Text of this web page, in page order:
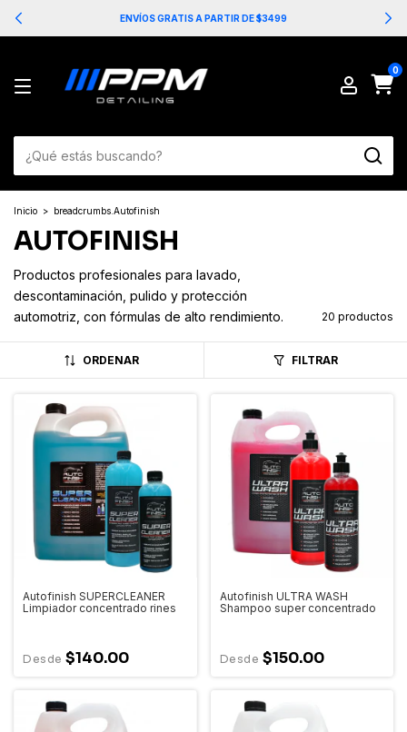
ENVÍOS GRATIS A PARTIR DE $3499
0
Inicio > breadcrumbs.Autofinish
AUTOFINISH
Productos profesionales para lavado,
descontaminación, pulido y protección
automotriz, con fórmulas de alto rendimiento.
20 productos
ORDENAR FILTRAR
Autofinish SUPERCLEANER
Limpiador concentrado rines
$140.00
Autofinish ULTRA WASH
Shampoo super concentrado
$150.00